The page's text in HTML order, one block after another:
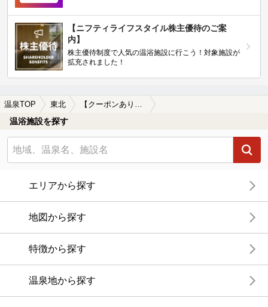
【ニフティライフスタイル株主優待のご案
内】
株主優待制度で人気の温浴施設に行こう！対象施設が
拡充されました！
温泉TOP 東北 【クーポンあり】湯治におすすめの東北地方の温泉、日帰り温泉、スーパー銭湯おすすめ
温浴施設を探す
エリアから探す
地図から探す
特徴から探す
温泉地から探す